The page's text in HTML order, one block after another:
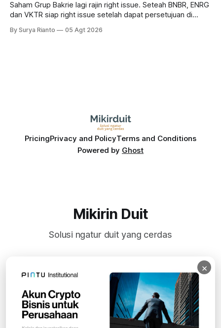
Saham Grup Bakrie lagi rajin right issue. Seteah BNBR, ENRG
dan VKTR siap right issue setelah dapat persetujuan di
pola saham Grup Bakrie jelang right issue
By Surya Rianto 05 Agt 2026
PricingPrivacy and PolicyTerms and Conditions
Powered by Ghost
Mikirin Duit
Solusi ngatur duit yang cerdas
Subscribe
×